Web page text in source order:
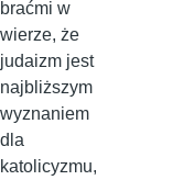
braćmi w
wierze, że
judaizm jest
najbliższym
wyznaniem
dla
katolicyzmu,